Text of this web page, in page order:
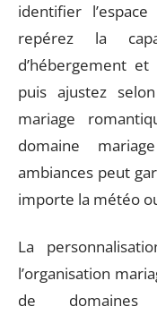
identifier
repérez la
d’hébergement et
puis ajustez
mariage
domaine
ambiances peut
importe la météo
La
l’organisation
de